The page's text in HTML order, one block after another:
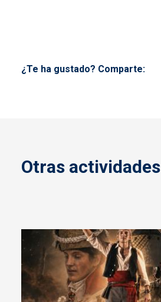
¿Te ha gustado? Comparte:
Otras actividades